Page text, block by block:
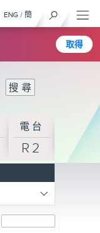
取得
ENG / 簡
電台
R2